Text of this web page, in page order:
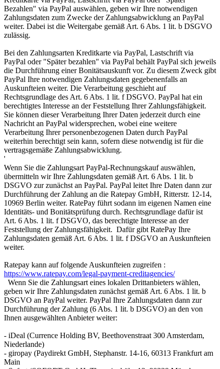
Bezahlen" via PayPal auswählen, geben wir Ihre notwendigen
Zahlungsdaten zum Zwecke der Zahlungsabwicklung an PayPal
weiter. Dabei ist die Weitergabe gemäß Art. 6 Abs. 1 lit. b DSGVO
zulässig.
Bei den Zahlungsarten Kreditkarte via PayPal, Lastschrift via
PayPal oder "Später bezahlen" via PayPal behält PayPal sich jeweils
die Durchführung einer Bonitätsauskunft vor. Zu diesem Zweck gibt
PayPal Ihre notwendigen Zahlungsdaten gegebenenfalls an
Auskunfteien weiter. Die Verarbeitung geschieht auf
Rechtsgrundlage des Art. 6 Abs. 1 lit. f DSGVO. PayPal hat ein
berechtigtes Interesse an der Feststellung Ihrer Zahlungsfähigkeit.
Sie können dieser Verarbeitung Ihrer Daten jederzeit durch eine
Nachricht an PayPal widersprechen, wobei eine weitere
Verarbeitung Ihrer personenbezogenen Daten durch PayPal
weiterhin berechtigt sein kann, sofern diese notwendig ist für die
vertragsgemäße Zahlungsabwicklung.
'
Wenn Sie die Zahlungsart PayPal-Rechnungskauf auswählen,
übermitteln wir Ihre Zahlungsdaten gemäß Art. 6 Abs. 1 lit. b
DSGVO zur zunächst an PayPal. PayPal leitet Ihre Daten dann zur
Durchführung der Zahlung an die Ratepay GmbH, Ritterstr. 12-14,
10969 Berlin weiter. RatePay führt sodann im eigenen Namen eine
Identitäts- und Bonitätsprüfung durch. Rechtsgrundlage dafür ist
Art. 6 Abs. 1 lit. f DSGVO, das berechtigte Interesse an der
Feststellung der Zahlungsfähigkeit. Dafür gibt RatePay Ihre
Zahlungsdaten gemäß Art. 6 Abs. 1 lit. f DSGVO an Auskunfteien
weiter.
Ratepay kann auf folgende Auskunfteien zugreifen :
https://www.ratepay.com/legal-payment-creditagencies/
Wenn Sie die Zahlungsart eines lokalen Drittanbieters wählen,
geben wir Ihre Zahlungsdaten zunächst gemäß Art. 6 Abs. 1 lit. b
DSGVO an PayPal weiter. PayPal Ihre Zahlungsdaten dann zur
Durchführung der Zahlung (6 Abs. 1 lit. b DSGVO) an den von
Ihnen ausgewählten Anbieter weiter:
- iDeal (Currence Holding BV, Beethovenstraat 300 Amsterdam,
Niederlande)
- giropay (Paydirekt GmbH, Stephanstr. 14-16, 60313 Frankfurt am
Main